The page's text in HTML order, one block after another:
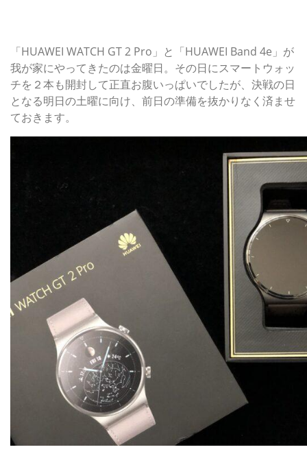
「HUAWEI WATCH GT 2 Pro」と「HUAWEI Band 4e」が
我が家にやってきたのは金曜日。その日にスマートウォッ
チを２本も開封して正直お腹いっぱいでしたが、決戦の日
となる明日の土曜に向け、前日の準備を抜かりなく済ませ
ておきます。